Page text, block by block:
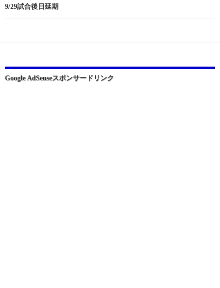
ビ
ー
ョ
9/29試合後日延期
Google AdSenseスポンサードリンク